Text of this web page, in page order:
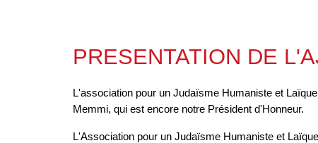
PRESENTATION DE
L'association pour un Judaïsme Humaniste et
Memmi, qui est encore notre Président d'Honneur.
L'Association pour un Judaïsme Humaniste et